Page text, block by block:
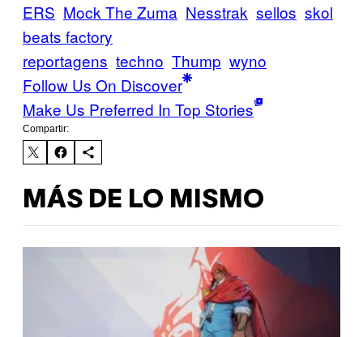
ERS Mock The Zuma Nesstrak sellos skol
beats factory
reportagens techno Thump wyno
Follow Us On Discover
Make Us Preferred In Top Stories
Compartir:
MÁS DE LO MISMO